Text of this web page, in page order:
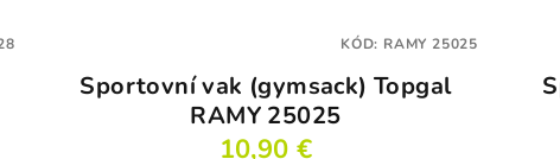
Sportovní vak (gymsack) Topgal
RAMY 25025
10,90 €
KÓD: RAMY 25025